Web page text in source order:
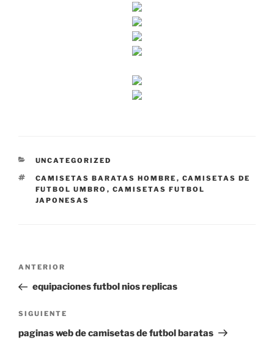
CATEGORÍAS
UNCATEGORIZED
ETIQUETAS
CAMISETAS BARATAS HOMBRE , CAMISETAS DE
FUTBOL UMBRO , CAMISETAS FUTBOL
JAPONESAS
Navegación
entradas
Entrada
anterior:
ANTERIOR
equipaciones futbol nios replicas
Siguiente
entrada
SIGUIENTE
paginas web de camisetas de futbol baratas